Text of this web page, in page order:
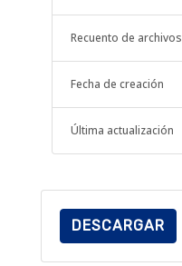
Recuento de archivos
Fecha de creación
Última actualización
DESCARGAR